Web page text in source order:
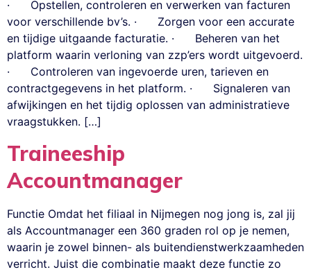
· Opstellen, controleren en verwerken van facturen
voor verschillende bv’s. · Zorgen voor een accurate
en tijdige uitgaande facturatie. · Beheren van het
platform waarin verloning van zzp’ers wordt uitgevoerd.
· Controleren van ingevoerde uren, tarieven en
contractgegevens in het platform. · Signaleren van
afwijkingen en het tijdig oplossen van administratieve
vraagstukken. […]
Traineeship
Accountmanager
Functie Omdat het filiaal in Nijmegen nog jong is, zal jij
als Accountmanager een 360 graden rol op je nemen,
waarin je zowel binnen- als buitendienstwerkzaamheden
verricht. Juist die combinatie maakt deze functie zo